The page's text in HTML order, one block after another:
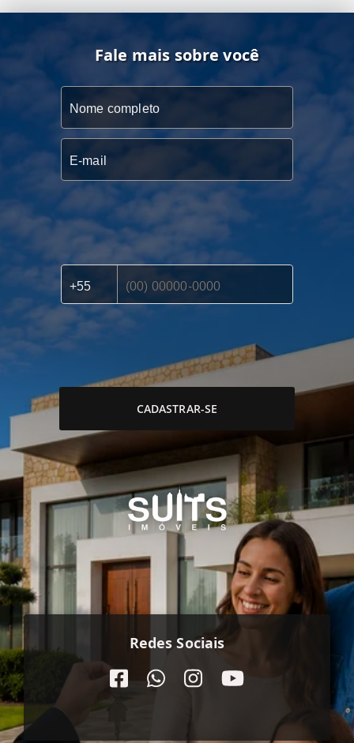
Fale mais sobre você
CADASTRAR-SE
Redes Sociais